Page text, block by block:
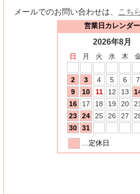
メールでのお問い合わせは、 こち